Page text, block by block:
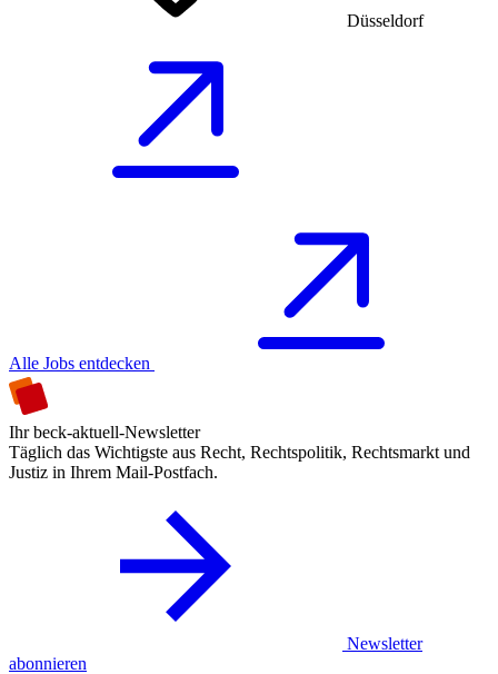
Düsseldorf
Alle Jobs entdecken
Ihr beck-aktuell-Newsletter
Täglich das Wichtigste aus Recht, Rechtspolitik, Rechtsmarkt und
Justiz in Ihrem Mail-Postfach.
Newsletter
abonnieren